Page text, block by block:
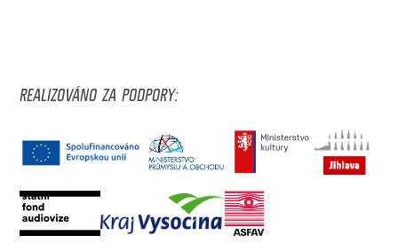
REALIZOVÁNO ZA PODPORY: